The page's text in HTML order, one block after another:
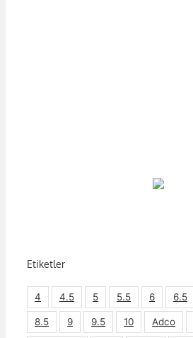
Etiketler
4 4.5 5 5.5 6 6.5
8.5 9 9.5 10 Adco